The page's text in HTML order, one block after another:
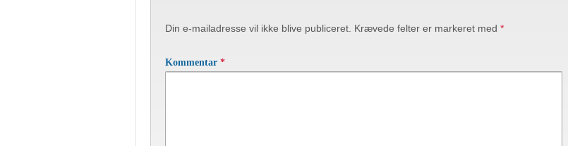
Din e-mailadresse vil ikke blive publiceret. Krævede felter er markeret med *
Kommentar *